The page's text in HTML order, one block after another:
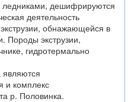
ледниками, дешифрируются
деятельность
обнажающейся в
Породы экструзии,
гидротермально
и комплекс
р. Половинка.